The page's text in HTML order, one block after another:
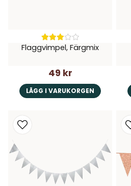
Flaggvimpel, Färgmix
49 kr
LÄGG I VARUKORGEN